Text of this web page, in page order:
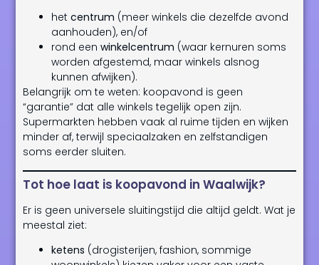
hetcentrum (meer winkels die dezelfde avond
aanhouden), en/of
rond eenwinkelcentrum (waar kernuren soms
worden afgestemd, maar winkels alsnog
kunnen afwijken).
Belangrijk om te weten: koopavond is geen
“garantie” dat alle winkels tegelijk open zijn.
Supermarkten hebben vaak al ruime tijden en wijken
minder af, terwijl speciaalzaken en zelfstandigen
soms eerder sluiten.
Tot hoe laat is koopavond in Waalwijk?
Er is geen universele sluitingstijd die altijd geldt. Wat je
meestal ziet:
ketens (drogisterijen, fashion, sommige